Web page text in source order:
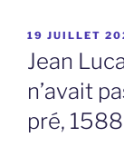
PUBLIÉ
LE
19 JUILLET
Jean
n’avait
pré, 1588